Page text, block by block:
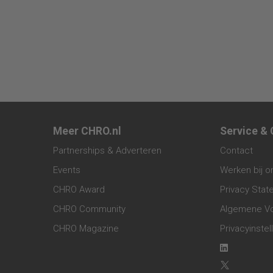
Meer CHRO.nl
Partnerships & Adverteren
Events
CHRO Award
CHRO Community
CHRO Magazine
Service &
Contact
Werken bij
Privacy
Algemene